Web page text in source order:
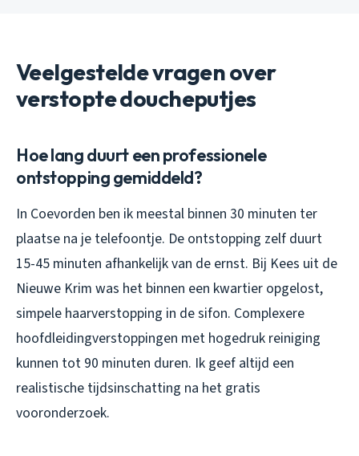
Veelgestelde vragen over
verstopte doucheputjes
Hoe lang duurt een professionele
ontstopping gemiddeld?
In Coevorden ben ik meestal binnen 30 minuten ter
plaatse na je telefoontje. De ontstopping zelf duurt
15-45 minuten afhankelijk van de ernst. Bij Kees uit de
Nieuwe Krim was het binnen een kwartier opgelost,
simpele haarverstopping in de sifon. Complexere
hoofdleidingverstoppingen met hogedruk reiniging
kunnen tot 90 minuten duren. Ik geef altijd een
realistische tijdsinschatting na het gratis
vooronderzoek.